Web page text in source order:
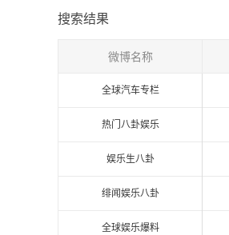
搜索结果
微博名称
全球汽车专栏
热门八卦娱乐
娱乐生八卦
绯闻娱乐八卦
全球娱乐爆料